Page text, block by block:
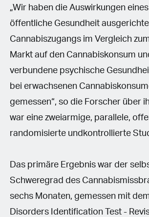
„Wir haben die Auswirkungen
öffentliche Gesundheit
Cannabiszugangs im Vergleich
Markt auf den Cannabiskonsum
verbundene psychische
bei erwachsenen
gemessen“, so die Forscher über
war eine zweiarmige, parallele,
randomisierte undkontrollierte
Das primäre Ergebnis war der
Schweregrad des
sechs Monaten, gemessen mit
Disorders Identification Test -